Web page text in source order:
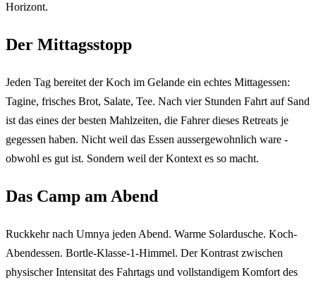
Horizont.
Der Mittagsstopp
Jeden Tag bereitet der Koch im Gelande ein echtes Mittagessen:
Tagine, frisches Brot, Salate, Tee. Nach vier Stunden Fahrt auf Sand
ist das eines der besten Mahlzeiten, die Fahrer dieses Retreats je
gegessen haben. Nicht weil das Essen aussergewohnlich ware -
obwohl es gut ist. Sondern weil der Kontext es so macht.
Das Camp am Abend
Ruckkehr nach Umnya jeden Abend. Warme Solardusche. Koch-
Abendessen. Bortle-Klasse-1-Himmel. Der Kontrast zwischen
physischer Intensitat des Fahrtags und vollstandigem Komfort des